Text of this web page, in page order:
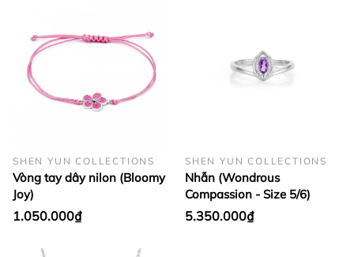
SHEN YUN COLLECTIONS
Vòng tay dây nilon (Bloomy
Joy)
1.050.000₫
SHEN YUN COLLECTIONS
Nhẫn (Wondrous
Compassion - Size 5/6)
5.350.000₫